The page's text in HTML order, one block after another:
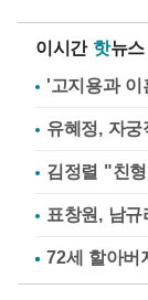
이시간 핫뉴스
'고지용과 이
유혜정, 자
김정렬 "친
표창원, 남